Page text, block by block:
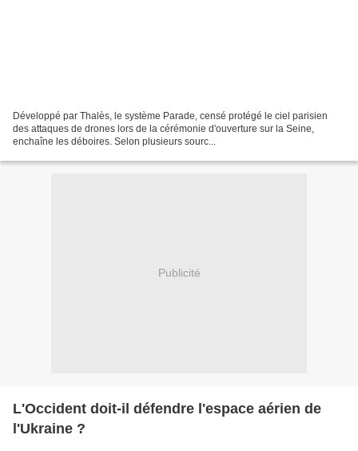
Développé par Thalès, le système Parade, censé protégé le ciel parisien
des attaques de drones lors de la cérémonie d'ouverture sur la Seine,
enchaîne les déboires. Selon plusieurs sourc...
Publicité
L'Occident doit-il défendre l'espace aérien de
l'Ukraine ?